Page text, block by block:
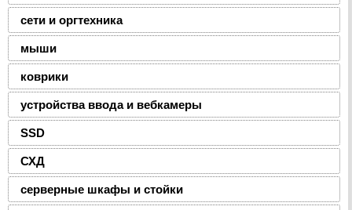
сети и оргтехника
мыши
коврики
устройства ввода и вебкамеры
SSD
СХД
серверные шкафы и стойки